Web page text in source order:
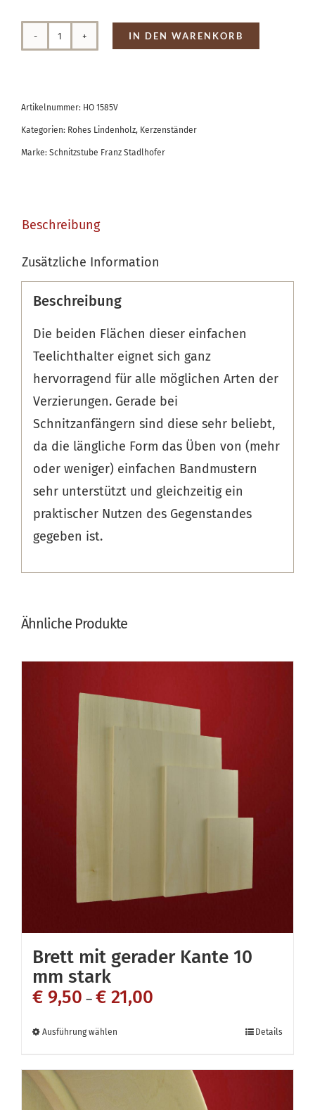
Teelicht
IN DEN WARENKORB
Artikelnummer: HO 1585V
Kategorien: Rohes Lindenholz, Kerzenständer
Marke: Schnitzstube Franz Stadlhofer
Beschreibung
Zusätzliche Information
Beschreibung
Die beiden Flächen dieser einfachen
Teelichthalter eignet sich ganz
hervorragend für alle möglichen Arten der
Verzierungen. Gerade bei
Schnitzanfängern sind diese sehr beliebt,
da die längliche Form das Üben von (mehr
oder weniger) einfachen Bandmustern
sehr unterstützt und gleichzeitig ein
praktischer Nutzen des Gegenstandes
gegeben ist.
Ähnliche Produkte
Brett mit gerader Kante 10
mm stark
€ 9,50 – € 21,00
Ausführung wählen Details